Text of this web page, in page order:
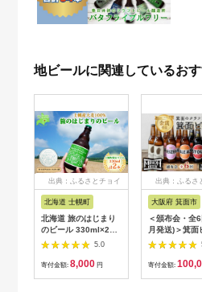
地ビールに関連しているお
出典：ふるさとチョイ
北海道 士幌町
北海道 旅のはじまり
のビール 330ml×2本
セット ギフトボック
付き ビール クラフト
5.0
寄付金額: 8,000 円
出典：ふるさ
大阪府 箕面市
＜頒布会・全
月発送)＞箕面
72本の飲み比
本・各
寄付金額: